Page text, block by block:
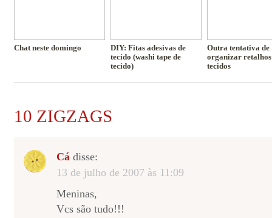
Chat neste domingo
DIY: Fitas adesivas de
tecido (washi tape de
tecido)
Outra tentativa de
organizar retalhos
tecidos
10 ZIGZAGS
Cá disse:
13 de julho de 2007 às 11:09
Meninas,
Vcs são tudo!!!